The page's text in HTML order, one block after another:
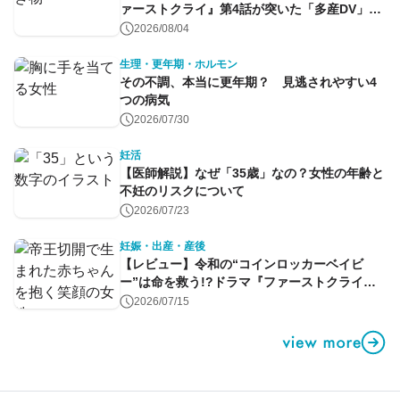
ァーストクライ』第4話が突いた「多産DV」と
命のコントロール～
2026/08/04
生理・更年期・ホルモン
その不調、本当に更年期？ 見逃されやすい4
つの病気
2026/07/30
妊活
【医師解説】なぜ「35歳」なの？女性の年齢と
不妊のリスクについて
2026/07/23
妊娠・出産・産後
【レビュー】令和の“コインロッカーベイビ
ー”は命を救う!?ドラマ『ファーストクライ』
第1話2026/07/15